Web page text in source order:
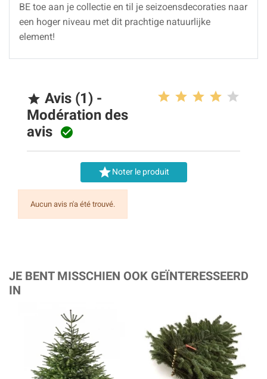
BE toe aan je collectie en til je seizoensdecoraties naar
een hoger niveau met dit prachtige natuurlijke
element!
 Avis (1) -
Modération des
avis 
Noter le produit
Aucun avis n'a été trouvé.
JE BENT MISSCHIEN OOK GEÏNTERESSEERD
IN